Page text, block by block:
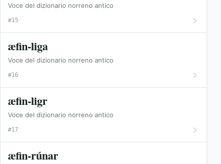
Voce del dizionario norreno antico
#15
æfin-liga
Voce del dizionario norreno antico
#16
æfin-ligr
Voce del dizionario norreno antico
#17
æfin-rúnar